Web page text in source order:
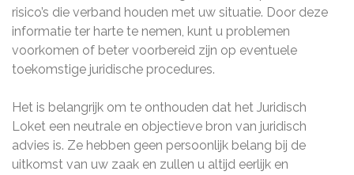
risico’s die verband houden met uw situatie. Door deze
informatie ter harte te nemen, kunt u problemen
voorkomen of beter voorbereid zijn op eventuele
toekomstige juridische procedures.
Het is belangrijk om te onthouden dat het Juridisch
Loket een neutrale en objectieve bron van juridisch
advies is. Ze hebben geen persoonlijk belang bij de
uitkomst van uw zaak en zullen u altijd eerlijk en